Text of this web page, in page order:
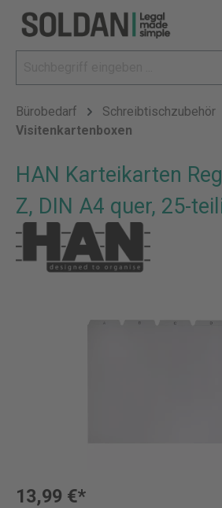
Bürobedarf
Schreibtischzubehör
Visitenkartenboxen
HAN Karteikarten
Z, DIN A4 quer, 25-
13,99 €*